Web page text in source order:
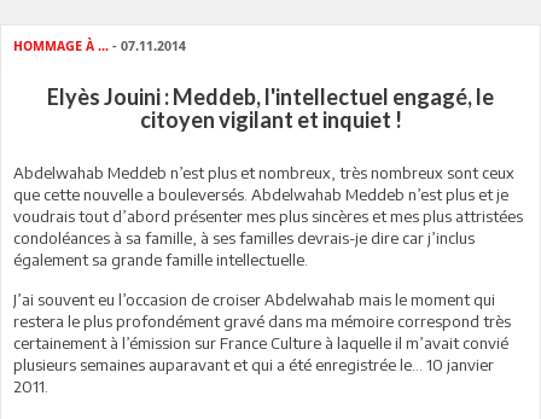
HOMMAGE À ... - 07.11.2014
Elyès Jouini : Meddeb, l'intellectuel engagé, le
citoyen vigilant et inquiet !
Abdelwahab Meddeb n’est plus et nombreux, très nombreux sont ceux
que cette nouvelle a bouleversés. Abdelwahab Meddeb n’est plus et je
voudrais tout d’abord présenter mes plus sincères et mes plus attristées
condoléances à sa famille, à ses familles devrais-je dire car j’inclus
également sa grande famille intellectuelle.
J’ai souvent eu l’occasion de croiser Abdelwahab mais le moment qui
restera le plus profondément gravé dans ma mémoire correspond très
certainement à l’émission sur France Culture à laquelle il m’avait convié
plusieurs semaines auparavant et qui a été enregistrée le… 10 janvier
2011.